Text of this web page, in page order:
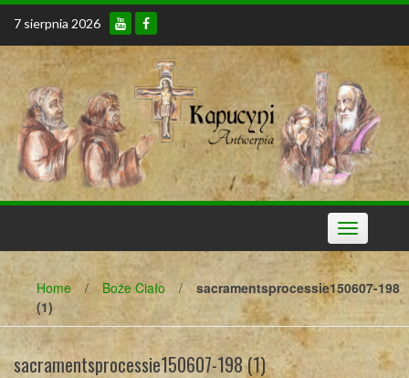
Skip
content
7 sierpnia 2026
Toggle
navigation
Home / Boże Ciało /
sacramentsprocessie150607-198
(1)
sacramentsprocessie150607-198 (1)